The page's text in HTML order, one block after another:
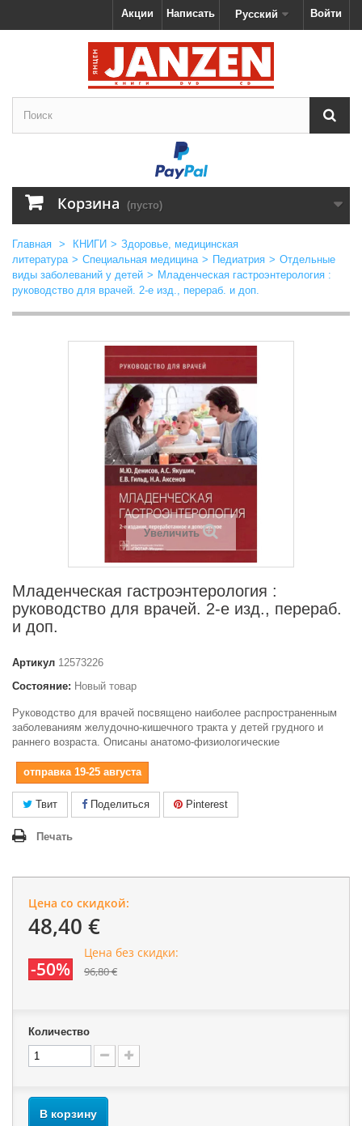
Войти
Русский
Написать
Акции
Корзина (пусто)
Главная > КНИГИ > Здоровье, медицинская
литература > Специальная медицина > Педиатрия > Отдельные
виды заболеваний у детей > Младенческая гастроэнтерология :
руководство для врачей. 2-е изд., перераб. и доп.
Увеличить
Младенческая гастроэнтерология :
руководство для врачей. 2-е изд., перераб.
и доп.
Артикул 12573226
Состояние: Новый товар
Руководство для врачей посвящено наиболее распространенным
заболеваниям желудочно-кишечного тракта у детей грудного и
раннего возраста. Описаны анатомо-физиологические
отправка 19-25 августа
Твит Поделиться Pinterest
Печать
Цена со скидкой:
48,40 €
-50%
Цена без скидки:
96,80 €
Количество
В корзину